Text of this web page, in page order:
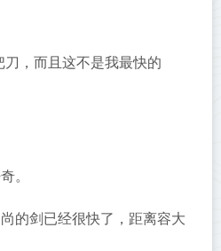
刀，而且这不是我最快的
。
的剑已经很快了，距离容大